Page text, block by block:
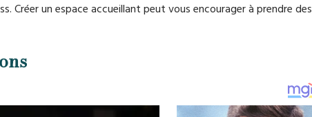
un espace accueillant peut vous encourager à prendre des